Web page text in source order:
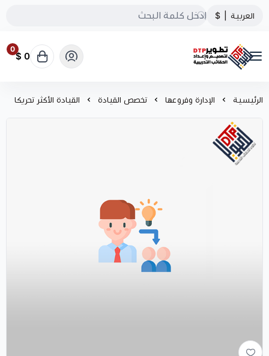
العربية $
تطوير الحقائب التدريبية
0
0 $
الرئيسية الإدارة وفروعها تخصص القيادة القيادة الأكثر تحريكا